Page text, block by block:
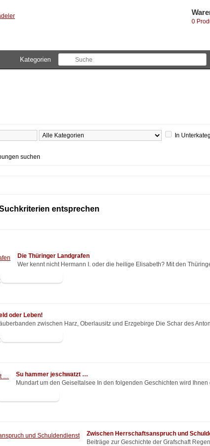
0
Kategorien
In
suchen
entsprechen
Die Thüringer Landgrafen
Wer kennt nicht Hermann I. oder die heilige Elisabeth? Mit den
oder Leben!
zwischen Harz, Oberlausitz und Erzgebirge Die Schar des
Su hammer jeschwatzt …
Mundart um den Geiseltalsee In den folgenden Geschichten wird
Zwischen Herrschaftsanspruch und
Beiträge zur Geschichte der Grafschaft